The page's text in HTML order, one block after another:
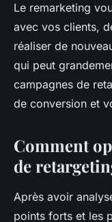
Le remarketing
avec vos clients,
réaliser de
qui peut
campagnes de
de conversion et
Comment
de
Après avoir
points forts et les